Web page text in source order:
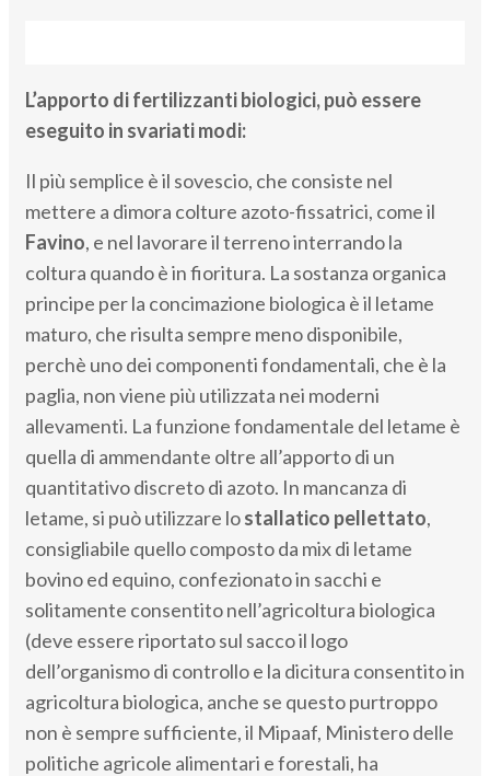
L’apporto di fertilizzanti biologici, può essere
eseguito in svariati modi:
Il più semplice è il sovescio, che consiste nel
mettere a dimora colture azoto-fissatrici, come il
Favino, e nel lavorare il terreno interrando la
coltura quando è in fioritura. La sostanza organica
principe per la concimazione biologica è il letame
maturo, che risulta sempre meno disponibile,
perchè uno dei componenti fondamentali, che è la
paglia, non viene più utilizzata nei moderni
allevamenti. La funzione fondamentale del letame è
quella di ammendante oltre all’apporto di un
quantitativo discreto di azoto. In mancanza di
letame, si può utilizzare lostallatico pellettato,
consigliabile quello composto da mix di letame
bovino ed equino, confezionato in sacchi e
solitamente consentito nell’agricoltura biologica
(deve essere riportato sul sacco il logo
dell’organismo di controllo e la dicitura consentito in
agricoltura biologica, anche se questo purtroppo
non è sempre sufficiente, il Mipaaf, Ministero delle
politiche agricole alimentari e forestali, ha